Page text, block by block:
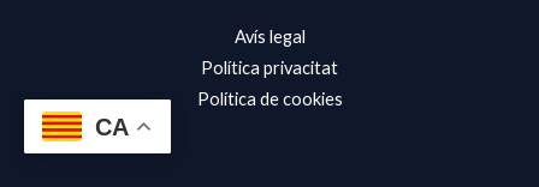
Avís legal
Política privacitat
Política de cookies
CA